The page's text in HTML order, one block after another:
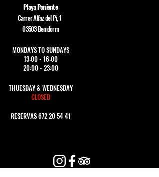
Playa Poniente
Carrer Alfaz del Pí, 1
03503 Benidorm
MONDAYS TO SUNDAYS
13:00 - 16:00
20:00 - 23:00
THUESDAY & WEDNESDAY
CLOSED
RESERVAS672 20 54 41